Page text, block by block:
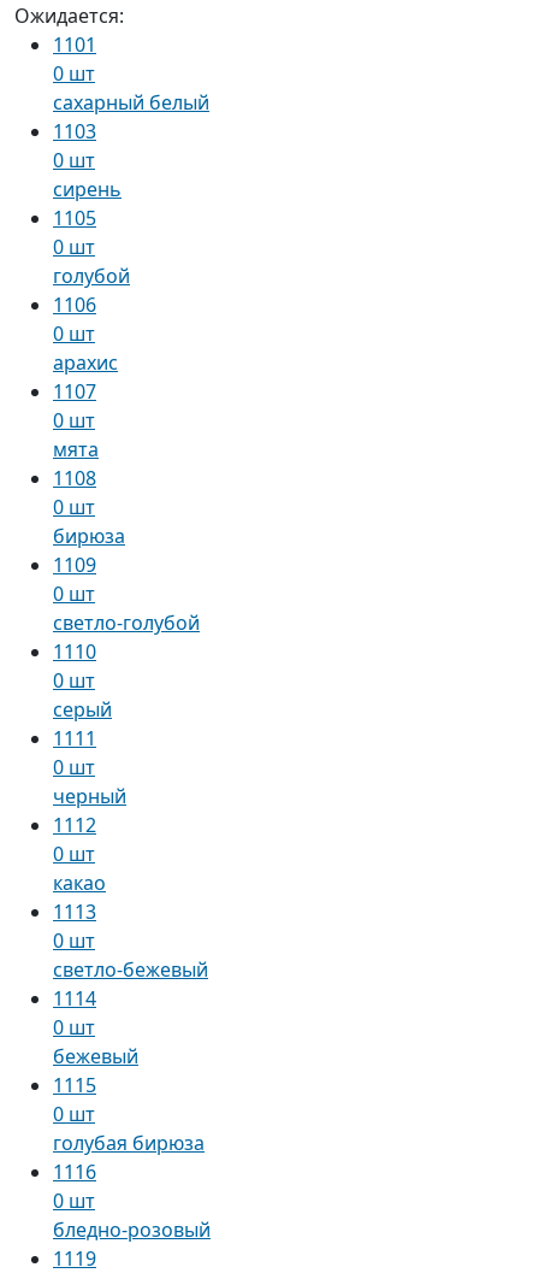
Ожидается:
1101
0 шт
сахарный белый
1103
0 шт
сирень
1105
0 шт
голубой
1106
0 шт
арахис
1107
0 шт
мята
1108
0 шт
бирюза
1109
0 шт
светло-голубой
1110
0 шт
серый
1111
0 шт
черный
1112
0 шт
какао
1113
0 шт
светло-бежевый
1114
0 шт
бежевый
1115
0 шт
голубая бирюза
1116
0 шт
бледно-розовый
1119